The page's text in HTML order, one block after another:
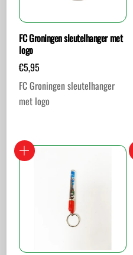
FC Groningen sleutelhanger met
logo
€5,95
FC Groningen sleutelhanger
met logo